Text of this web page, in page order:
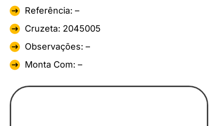
Referência: –
Cruzeta: 2045005
Observações: –
Monta Com: –